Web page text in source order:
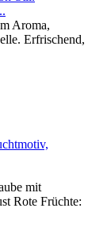
Aroma,
Erfrischend,
mit
Rote Früchte: